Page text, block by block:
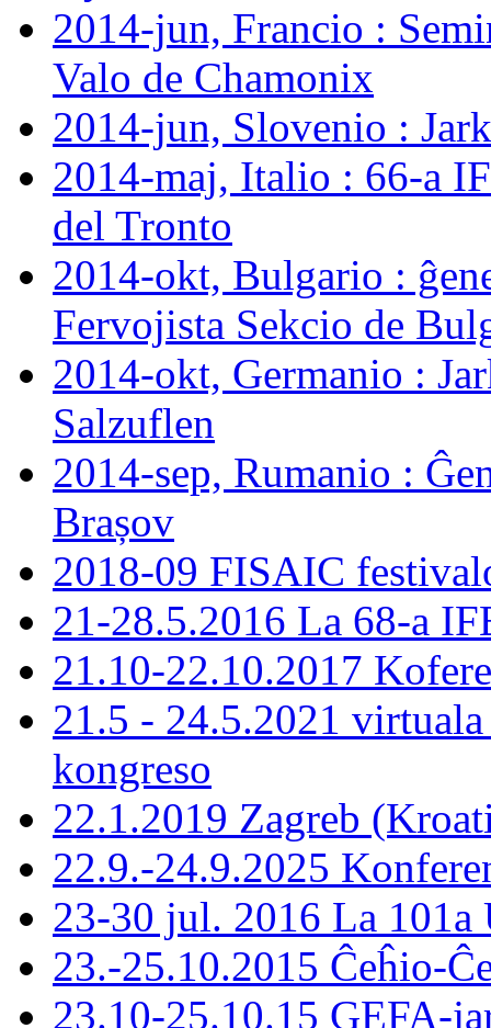
2014-jun, Francio :
Valo de Chamonix
2014-jun, Slovenio :
2014-maj, Italio : 66-a
del Tronto
2014-okt, Bulgario :
Fervojista Sekcio de
2014-okt, Germanio :
Salzuflen
2014-sep, Rumanio :
Brașov
2018-09 FISAIC
21-28.5.2016 La 68-a
21.10-22.10.2017
21.5 - 24.5.2021
kongreso
22.1.2019 Zagreb
22.9.-24.9.2025
23-30 jul. 2016 La
23.-25.10.2015 Ĉeĥio-
23.10-25.10.15 GEFA-